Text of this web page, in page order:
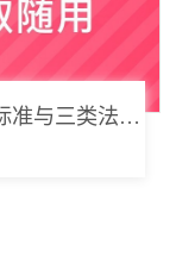
弘齐法点 | 跨境券商非法经营认定标准与三类法律风险边界